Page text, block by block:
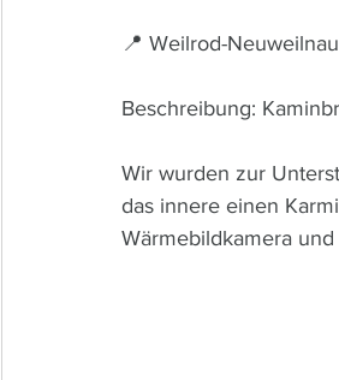
📍 Weilrod-Neuweilnau
Beschreibung:
Wir wurden zur
das innere einen
Wärmebildkamera